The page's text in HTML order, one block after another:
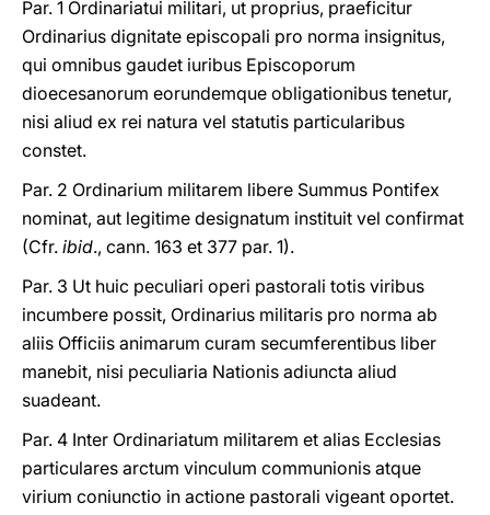
Par. 1 Ordinariatui militari, ut proprius, praeficitur
Ordinarius dignitate episcopali pro norma insignitus,
qui omnibus gaudet iuribus Episcoporum
dioecesanorum eorundemque obligationibus tenetur,
nisi aliud ex rei natura vel statutis particularibus
constet.
Par. 2 Ordinarium militarem libere Summus Pontifex
nominat, aut legitime designatum instituit vel confirmat
(Cfr. ibid., cann. 163 et 377 par. 1).
Par. 3 Ut huic peculiari operi pastorali totis viribus
incumbere possit, Ordinarius militaris pro norma ab
aliis Officiis animarum curam secumferentibus liber
manebit, nisi peculiaria Nationis adiuncta aliud
suadeant.
Par. 4 Inter Ordinariatum militarem et alias Ecclesias
particulares arctum vinculum communionis atque
virium coniunctio in actione pastorali vigeant oportet.